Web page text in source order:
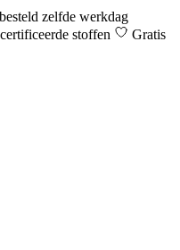
zelfde werkdag
stoffen
Gratis